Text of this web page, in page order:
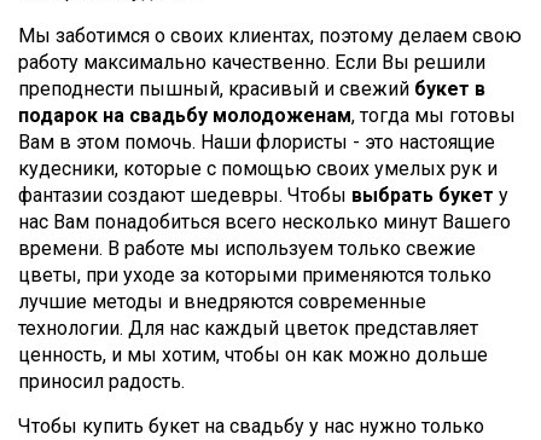
Мы заботимся о своих клиентах, поэтому делаем свою
работу максимально качественно. Если Вы решили
преподнести пышный, красивый и свежий букет в
подарок на свадьбу молодоженам, тогда мы готовы
Вам в этом помочь. Наши флористы - это настоящие
кудесники, которые с помощью своих умелых рук и
фантазии создают шедевры. Чтобы выбрать букет у
нас Вам понадобиться всего несколько минут Вашего
времени. В работе мы используем только свежие
цветы, при уходе за которыми применяются только
лучшие методы и внедряются современные
технологии. Для нас каждый цветок представляет
ценность, и мы хотим, чтобы он как можно дольше
приносил радость.
Чтобы купить букет на свадьбу у нас нужно только